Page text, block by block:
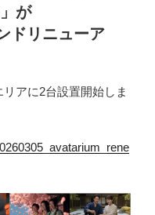
が
ドリニューア
アに2台設置開始しま